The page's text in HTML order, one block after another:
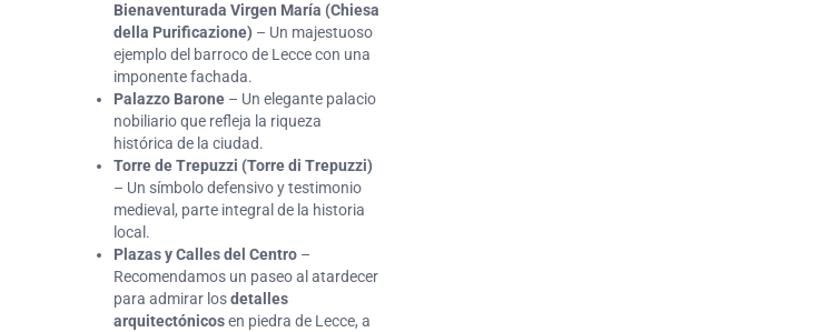
Bienaventurada Virgen María (Chiesa
della Purificazione) – Un majestuoso
ejemplo del barroco de Lecce con una
imponente fachada.
Palazzo Barone – Un elegante palacio
nobiliario que refleja la riqueza
histórica de la ciudad.
Torre de Trepuzzi (Torre di Trepuzzi)
– Un símbolo defensivo y testimonio
medieval, parte integral de la historia
local.
Plazas y Calles del Centro –
Recomendamos un paseo al atardecer
para admirar losdetalles
arquitectónicosen piedra de Lecce, a